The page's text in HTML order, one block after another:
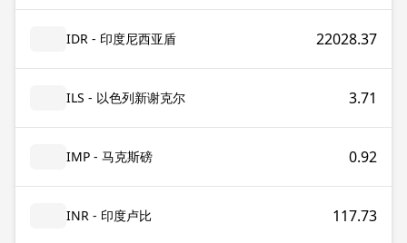
IDR - 印度尼西亚盾 22028.37
ILS - 以色列新谢克尔 3.71
IMP - 马克斯磅 0.92
INR - 印度卢比 117.73